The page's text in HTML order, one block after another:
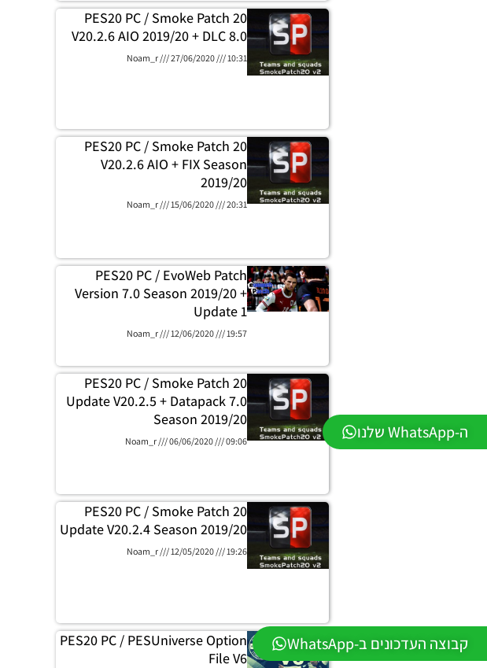
ה-WhatsApp שלנו
קבוצה העדכונים ב-WhatsApp
PES20 PC / Smoke Patch 20
V20.2.6 AIO 2019/20 + DLC 8.0
Noam_r 27/06/2020 10:31
PES20 PC / Smoke Patch 20
V20.2.6 AIO + FIX Season
2019/20
Noam_r 15/06/2020 20:31
PES20 PC / EvoWeb Patch
Version 7.0 Season 2019/20 +
Update 1
Noam_r 12/06/2020 19:57
PES20 PC / Smoke Patch 20
Update V20.2.5 + Datapack 7.0
Season 2019/20
Noam_r 06/06/2020 09:06
PES20 PC / Smoke Patch 20
Update V20.2.4 Season 2019/20
Noam_r 12/05/2020 19:26
PES20 PC / PESUniverse Option
File V6